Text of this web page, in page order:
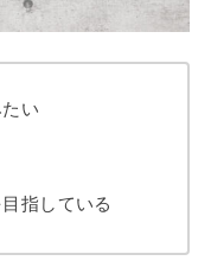
い
指している